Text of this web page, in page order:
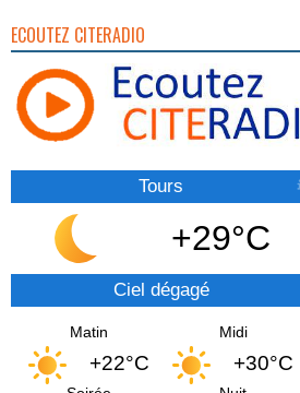
ECOUTEZ CITERADIO
Tours
+29°C
Ciel dégagé
Matin
+22°C
Midi
+30°C